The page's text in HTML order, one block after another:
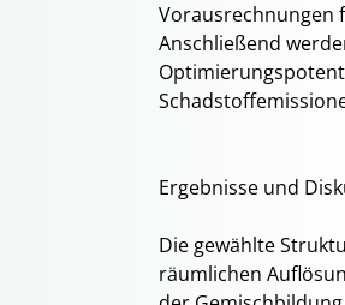
Vorausrechnungen
Anschließend
Ergebnisse und
Die gewählte
räumlichen